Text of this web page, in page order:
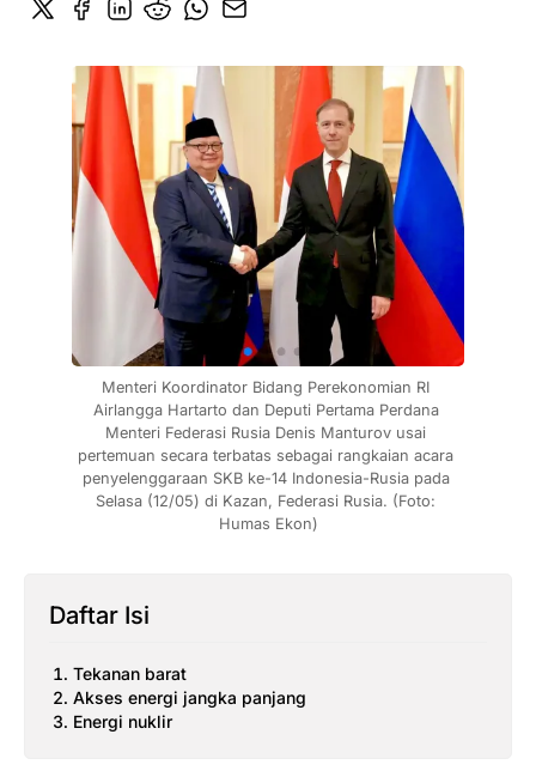
Menteri Koordinator Bidang Perekonomian RI
Airlangga Hartarto dan Deputi Pertama Perdana
Menteri Federasi Rusia Denis Manturov usai
pertemuan secara terbatas sebagai rangkaian acara
penyelenggaraan SKB ke-14 Indonesia-Rusia pada
Selasa (12/05) di Kazan, Federasi Rusia. (Foto:
Humas Ekon)
Daftar Isi
Tekanan barat
Akses energi jangka panjang
Energi nuklir